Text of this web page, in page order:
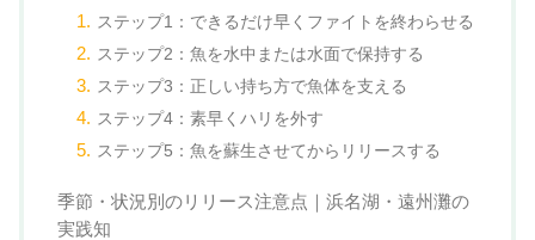
ステップ1：できるだけ早くファイトを終わらせる
ステップ2：魚を水中または水面で保持する
ステップ3：正しい持ち方で魚体を支える
ステップ4：素早くハリを外す
ステップ5：魚を蘇生させてからリリースする
季節・状況別のリリース注意点｜浜名湖・遠州灘の
実践知